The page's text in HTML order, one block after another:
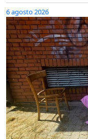
6 agosto 2026